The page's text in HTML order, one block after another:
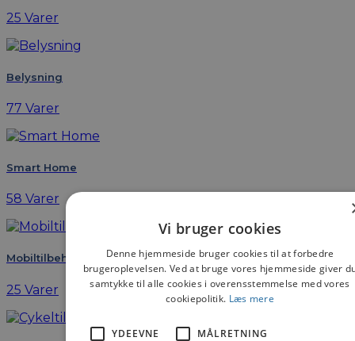
25 Varer
Belysning
77 Varer
Smart Home
58 Varer
Mobiltilbehør
25 Varer
Vi bruger cookies
Denne hjemmeside bruger cookies til at forbedre
brugeroplevelsen. Ved at bruge vores hjemmeside giver
samtykke til alle cookies i overensstemmelse med vores
cookiepolitik. Læs mere
YDEEVNE MÅLRETNING